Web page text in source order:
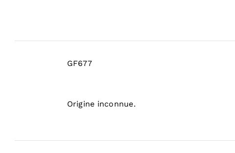
GF677
Origine inconnue.